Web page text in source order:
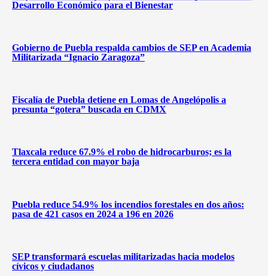
Desarrollo Económico para el Bienestar
Gobierno de Puebla respalda cambios de SEP en Academia
Militarizada “Ignacio Zaragoza”
Fiscalía de Puebla detiene en Lomas de Angelópolis a
presunta “gotera” buscada en CDMX
Tlaxcala reduce 67.9% el robo de hidrocarburos; es la
tercera entidad con mayor baja
Puebla reduce 54.9% los incendios forestales en dos años:
pasa de 421 casos en 2024 a 196 en 2026
SEP transformará escuelas militarizadas hacia modelos
cívicos y ciudadanos